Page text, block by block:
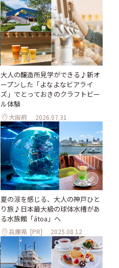
大人の醸造所見学ができる♪新オ
ープンした「よなよなビアライ
ズ」でとっておきのクラフトビー
ル体験
大阪府 2026.07.31
夏の涼を感じる、大人の神戸ひと
り旅♪日本最大級の球体水槽があ
る水族館「átoa」へ
兵庫県 [PR] 2025.08.12